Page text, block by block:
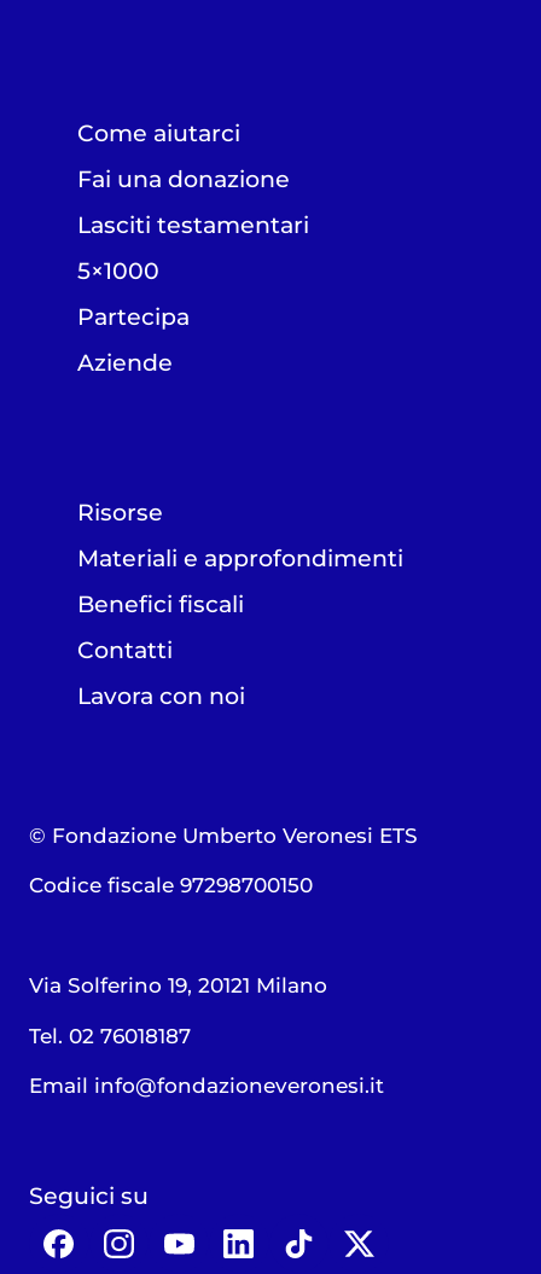
Come aiutarci
Fai una donazione
Lasciti testamentari
5×1000
Partecipa
Aziende
Risorse
Materiali e approfondimenti
Benefici fiscali
Contatti
Lavora con noi
© Fondazione Umberto Veronesi ETS
Codice fiscale 97298700150
Via Solferino 19, 20121 Milano
Tel. 02 76018187
Email info@fondazioneveronesi.it
Seguici su